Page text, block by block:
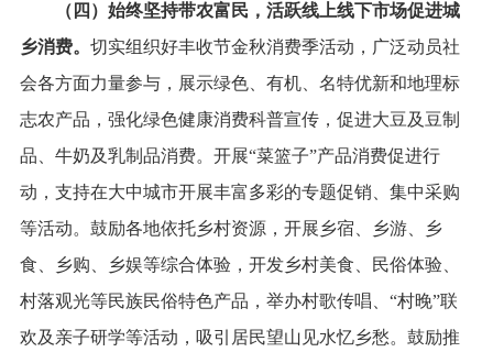
（四）始终坚持带农富民，活跃线上线下市场促进城
乡消费。 切实组织好丰收节金秋消费季活动，广泛动员社
会各方面力量参与，展示绿色、有机、名特优新和地理标
志农产品，强化绿色健康消费科普宣传，促进大豆及豆制
品、牛奶及乳制品消费。开展“菜篮子”产品消费促进行
动，支持在大中城市开展丰富多彩的专题促销、集中采购
等活动。鼓励各地依托乡村资源，开展乡宿、乡游、乡
食、乡购、乡娱等综合体验，开发乡村美食、民俗体验、
村落观光等民族民俗特色产品，举办村歌传唱、“村晚”联
欢及亲子研学等活动，吸引居民望山见水忆乡愁。鼓励推